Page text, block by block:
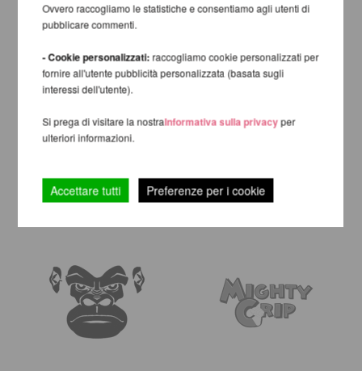
Ovvero raccogliamo le statistiche e consentiamo agli utenti di
pubblicare commenti.
- Cookie personalizzati: raccogliamo cookie personalizzati per
fornire all'utente pubblicità personalizzata (basata sugli
interessi dell'utente).
Si prega di visitare la nostraInformativa sulla privacyper
ulteriori informazioni.
Accettare tutti Preferenze per i cookie